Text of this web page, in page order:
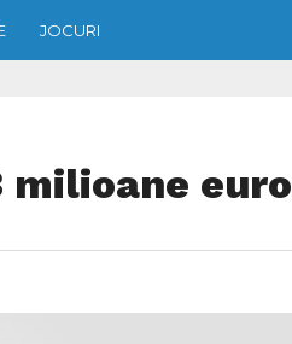
JOCURI
milioane euro